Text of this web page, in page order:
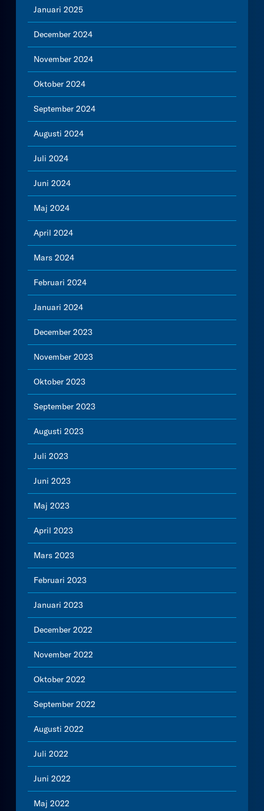
Januari 2025
December 2024
November 2024
Oktober 2024
September 2024
Augusti 2024
Juli 2024
Juni 2024
Maj 2024
April 2024
Mars 2024
Februari 2024
Januari 2024
December 2023
November 2023
Oktober 2023
September 2023
Augusti 2023
Juli 2023
Juni 2023
Maj 2023
April 2023
Mars 2023
Februari 2023
Januari 2023
December 2022
November 2022
Oktober 2022
September 2022
Augusti 2022
Juli 2022
Juni 2022
Maj 2022